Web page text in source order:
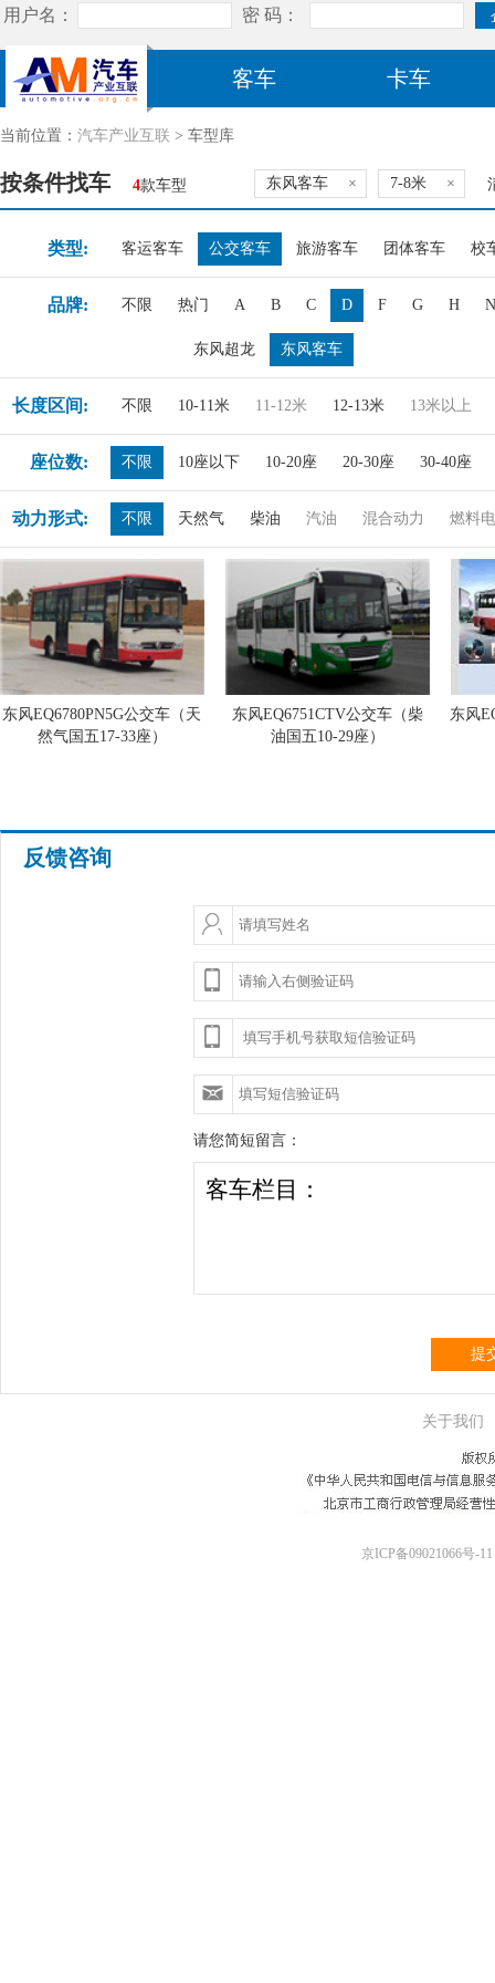
客车 卡车
当前位置： 汽车产业互联 > 车型库
按条件找车 4款车型 东风客车 × 7-8米 ×
类型: 客运客车 公交客车 旅游客车 团体客车 校
品牌: 不限 热门 A B C D F G H N
东风超龙 东风客车
长度区间: 不限 10-11米 11-12米 12-13米 13米以上
座位数: 不限 10座以下 10-20座 20-30座 30-40座
动力形式: 不限 天然气 柴油 汽油 混合动力 燃料
东风EQ6780PN5G公交车（天
然气国五17-33座）
东风EQ6751CTV公交车（柴
油国五10-29座）
东风
反馈咨询
请您简短留言：
提
关于我们
京ICP备09021066号-11